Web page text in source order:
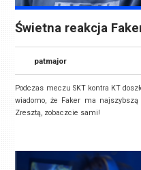
Świetna reakcja
patmajor
Podczas meczu SKT kontra KT
wiadomo, że Faker ma
Zresztą, zobaczcie sami!